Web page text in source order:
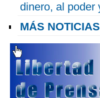
dinero, al poder
MÁS